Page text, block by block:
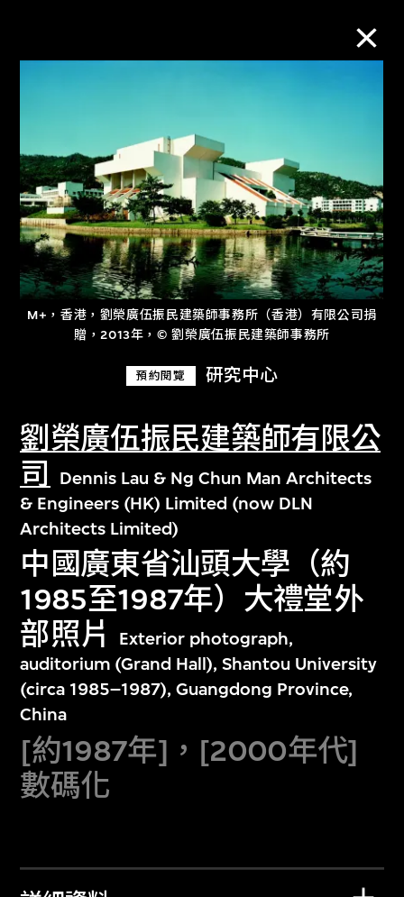
M+，香港，劉榮廣伍振民建築師事務所（香港）有限公司捐
贈，2013年，© 劉榮廣伍振民建築師事務所
預約閱覽 研究中心
劉榮廣伍振民建築師有限公
司
Dennis Lau & Ng Chun Man Architects
& Engineers (HK) Limited (now DLN
Architects Limited)
中國廣東省汕頭大學（約
1985至1987年）大禮堂外
部照片
Exterior photograph,
auditorium (Grand Hall), Shantou University
(circa 1985–1987), Guangdong Province,
China
[約1987年]，[2000年代]
數碼化
M+藏品
進一步篩選
關於M+藏品
探索世界頂級的二十及二十一世紀視覺
文化藏品。